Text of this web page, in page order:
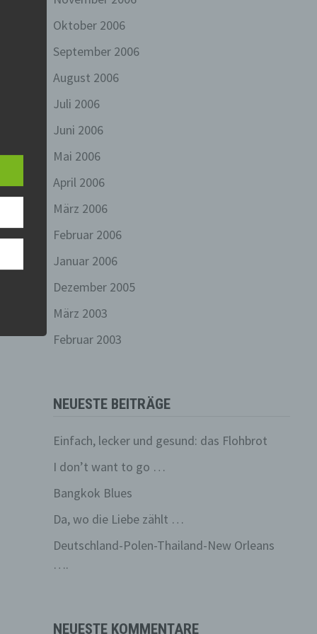
Oktober 2006
September 2006
August 2006
Juli 2006
Juni 2006
Mai 2006
April 2006
März 2006
Februar 2006
Januar 2006
Dezember 2005
März 2003
Februar 2003
NEUESTE BEITRÄGE
Einfach, lecker und gesund: das Flohbrot
I don’t want to go …
Bangkok Blues
Da, wo die Liebe zählt …
Deutschland-Polen-Thailand-New Orleans
….
NEUESTE KOMMENTARE